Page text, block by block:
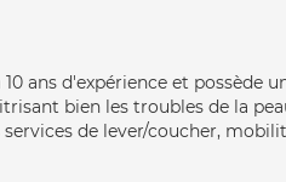
ans d'expérience et possède
bien les troubles de la
de lever/coucher,